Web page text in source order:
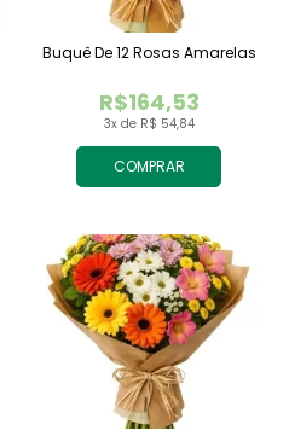
COMPRAR
3x de R$ 54,84
R$164,53
Buquê De 12 Rosas Amarelas